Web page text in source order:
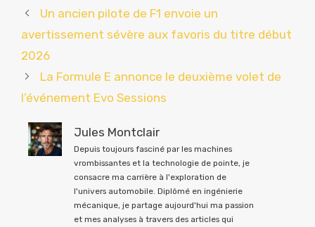
Un ancien pilote de F1 envoie un
avertissement sévère aux favoris du titre début
2026
La Formule E annonce le deuxième volet de
l’événement Evo Sessions
Jules Montclair
Depuis toujours fasciné par les machines
vrombissantes et la technologie de pointe, je
consacre ma carrière à l'exploration de
l'univers automobile. Diplômé en ingénierie
mécanique, je partage aujourd'hui ma passion
et mes analyses à travers des articles qui